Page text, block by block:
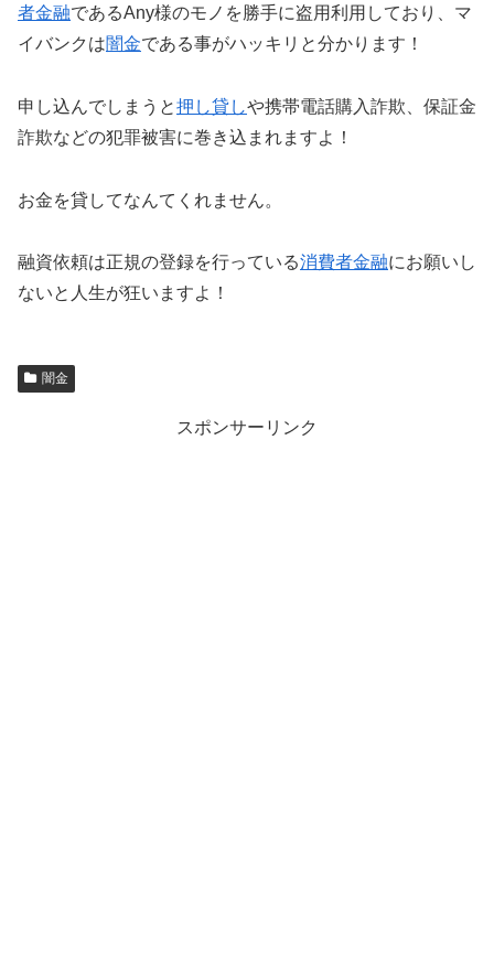
者金融であるAny様のモノを勝手に盗用利用しており、マ
イバンクは闇金である事がハッキリと分かります！
申し込んでしまうと押し貸しや携帯電話購入詐欺、保証金
詐欺などの犯罪被害に巻き込まれますよ！
お金を貸してなんてくれません。
融資依頼は正規の登録を行っている消費者金融にお願いし
ないと人生が狂いますよ！
闇金
スポンサーリンク